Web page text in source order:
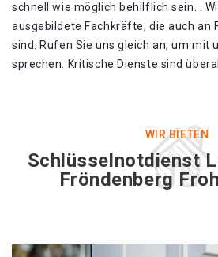
schnell wie möglich behilflich sein. .
ausgebildete Fachkräfte, die auch an
sind. Rufen Sie uns gleich an, um mit
sprechen. Kritische Dienste sind
WIR BIETEN
Schlüsselnotdienst
Fröndenberg